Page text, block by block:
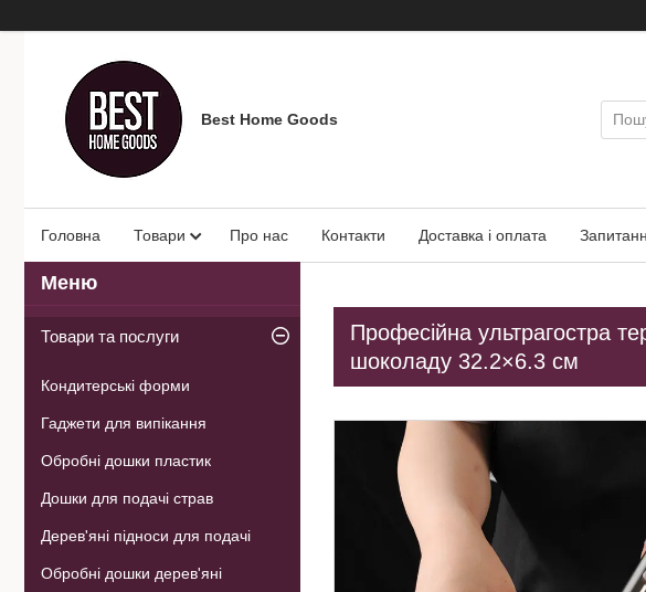
Best Home Goods
Головна Товари Про нас Контакти Доставка і оплата
Професійна ультрагостра
шоколаду 32.2×6.3 см
Товари та послуги
Кондитерські форми
Гаджети для випікання
Обробні дошки пластик
Дошки для подачі страв
Дерев'яні підноси для подачі
Обробні дошки дерев'яні